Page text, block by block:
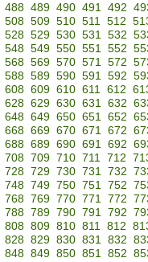
488 489 490 491 492
508 509 510 511 512
528 529 530 531 532
548 549 550 551 552
568 569 570 571 572
588 589 590 591 592
608 609 610 611 612
628 629 630 631 632
648 649 650 651 652
668 669 670 671 672
688 689 690 691 692
708 709 710 711 712
728 729 730 731 732
748 749 750 751 752
768 769 770 771 772
788 789 790 791 792
808 809 810 811 812
828 829 830 831 832
848 849 850 851 852